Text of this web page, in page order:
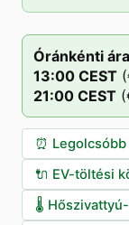
Óránkénti
13:00 CEST (
21:00 CEST (
⏰
🔌 EV-töltési
🌡️